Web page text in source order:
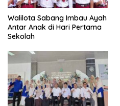
Walilota Sabang Imbau Ayah
Antar Anak di Hari Pertama
Sekolah